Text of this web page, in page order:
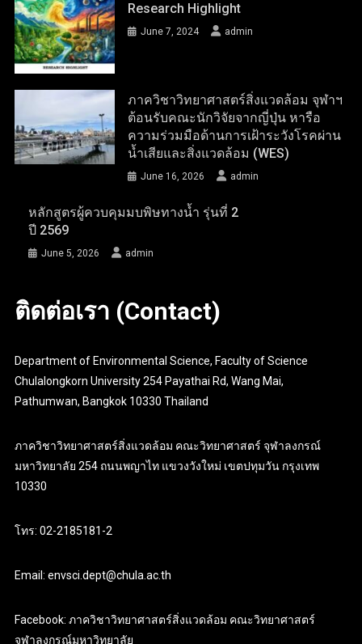
Research Highlight
June 7, 2024 admin
ภาควิชาวิทยาศาสตร์สิ่งแวดล้อม จุฬาฯ
ต้อนรับคณะนักวิจัยจากญี่ปุ่น หารือ
ความร่วมมือด้านการเฝ้าระวังโรคผ่าน
น้ำเสียและสิ่งแวดล้อม (WES)
June 16, 2026 admin
หลักสูตรผู้ควบคุมมบพิษทางน้ำ รุ่นที่ 2
ปี 2569
June 5, 2026 admin
ติดต่อเรา (Contact)
Department of Environmental Science, Faculty of Science
Chulalongkorn University 254 Payathai Rd, Wang Mai,
Pathumwan, Bangkok 10330 Thailand
ภาควิชาวิทยาศาสตร์สิ่งแวดล้อม คณะวิทยาศาสตร์ จุฬาลงกรณ์
มหาวิทยาลัย 254 ถนนพญาไท แขวงวังใหม่ เขตปทุมวัน กรุงเทพ
10330
โทร: 02-2185181-2
Email: envsci.dept@chula.ac.th
Facebook: ภาควิชาวิทยาศาสตร์สิ่งแวดล้อม คณะวิทยาศาสตร์
จุฬาลงกรณ์มหาวิทยาลัย